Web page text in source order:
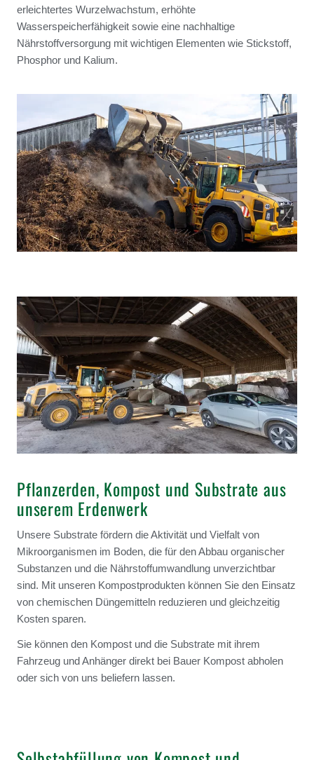
erleichtertes Wurzelwachstum, erhöhte
Wasserspeicherfähigkeit sowie eine nachhaltige
Nährstoffversorgung mit wichtigen Elementen wie Stickstoff,
Phosphor und Kalium.
Pflanzerden, Kompost und Substrate aus
unserem Erdenwerk
Unsere Substrate fördern die Aktivität und Vielfalt von
Mikroorganismen im Boden, die für den Abbau organischer
Substanzen und die Nährstoffumwandlung unverzichtbar
sind. Mit unseren Kompostprodukten können Sie den Einsatz
von chemischen Düngemitteln reduzieren und gleichzeitig
Kosten sparen.
Sie können den Kompost und die Substrate mit ihrem
Fahrzeug und Anhänger direkt bei Bauer Kompost abholen
oder sich von uns beliefern lassen.